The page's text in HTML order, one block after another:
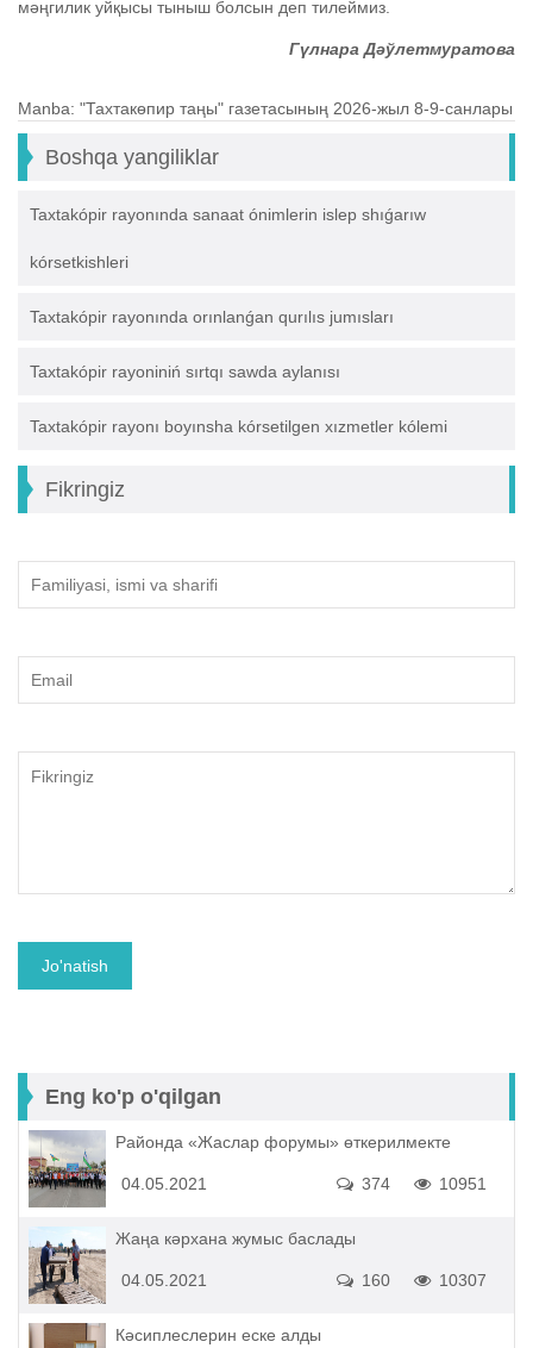
мәңгилик уйқысы тыныш болсын деп тилеймиз.
Гүлнара Дәўлетмуратова
Manba: "Тахтакѳпир таңы" газетасының 2026-жыл 8-9-санлары
Boshqa yangiliklar
Taxtakópir rayonında sanaat ónimlerin islep shıǵarıw
kórsetkishleri
Taxtakópir rayonında orınlanǵan qurılıs jumısları
Taxtakópir rayoniniń sırtqı sawda aylanısı
Taxtakópir rayonı boyınsha kórsetilgen xızmetler kólemi
Fikringiz
Eng ko'p o'qilgan
Районда «Жаслар форумы» өткерилмекте
04.05.2021 10951
374
Жаңа кәрхана жумыс баслады
04.05.2021 10307
160
Кәсиплеслерин еске алды